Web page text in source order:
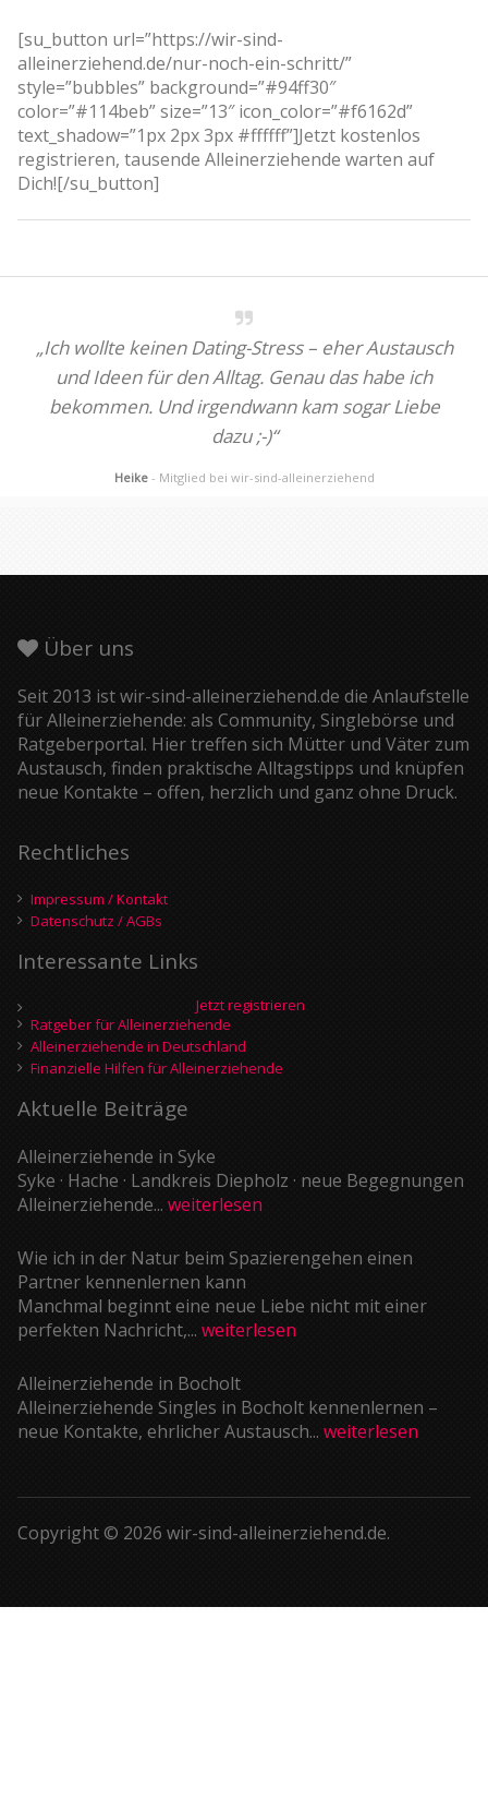
[su_button url=”https://wir-sind-
alleinerziehend.de/nur-noch-ein-schritt/”
style=”bubbles” background=”#94ff30″
color=”#114beb” size=”13″ icon_color=”#f6162d”
text_shadow=”1px 2px 3px #ffffff”]Jetzt kostenlos
registrieren, tausende Alleinerziehende warten auf
Dich![/su_button]
„Ich wollte keinen Dating-Stress – eher Austausch
und Ideen für den Alltag. Genau das habe ich
bekommen. Und irgendwann kam sogar Liebe
dazu ;-)“
Heike - Mitglied bei wir-sind-alleinerziehend
Über uns
Seit 2013 ist wir-sind-alleinerziehend.de die Anlaufstelle
für Alleinerziehende: als Community, Singlebörse und
Ratgeberportal. Hier treffen sich Mütter und Väter zum
Austausch, finden praktische Alltagstipps und knüpfen
neue Kontakte – offen, herzlich und ganz ohne Druck.
Rechtliches
Impressum / Kontakt
Datenschutz / AGBs
Interessante Links
Jetzt registrieren
Ratgeber für Alleinerziehende
Alleinerziehende in Deutschland
Finanzielle Hilfen für Alleinerziehende
Aktuelle Beiträge
Alleinerziehende in Syke
Syke · Hache · Landkreis Diepholz · neue Begegnungen
Alleinerziehende... weiterlesen
Wie ich in der Natur beim Spazierengehen einen
Partner kennenlernen kann
Manchmal beginnt eine neue Liebe nicht mit einer
perfekten Nachricht,... weiterlesen
Alleinerziehende in Bocholt
Alleinerziehende Singles in Bocholt kennenlernen –
neue Kontakte, ehrlicher Austausch... weiterlesen
Copyright © 2026 wir-sind-alleinerziehend.de.